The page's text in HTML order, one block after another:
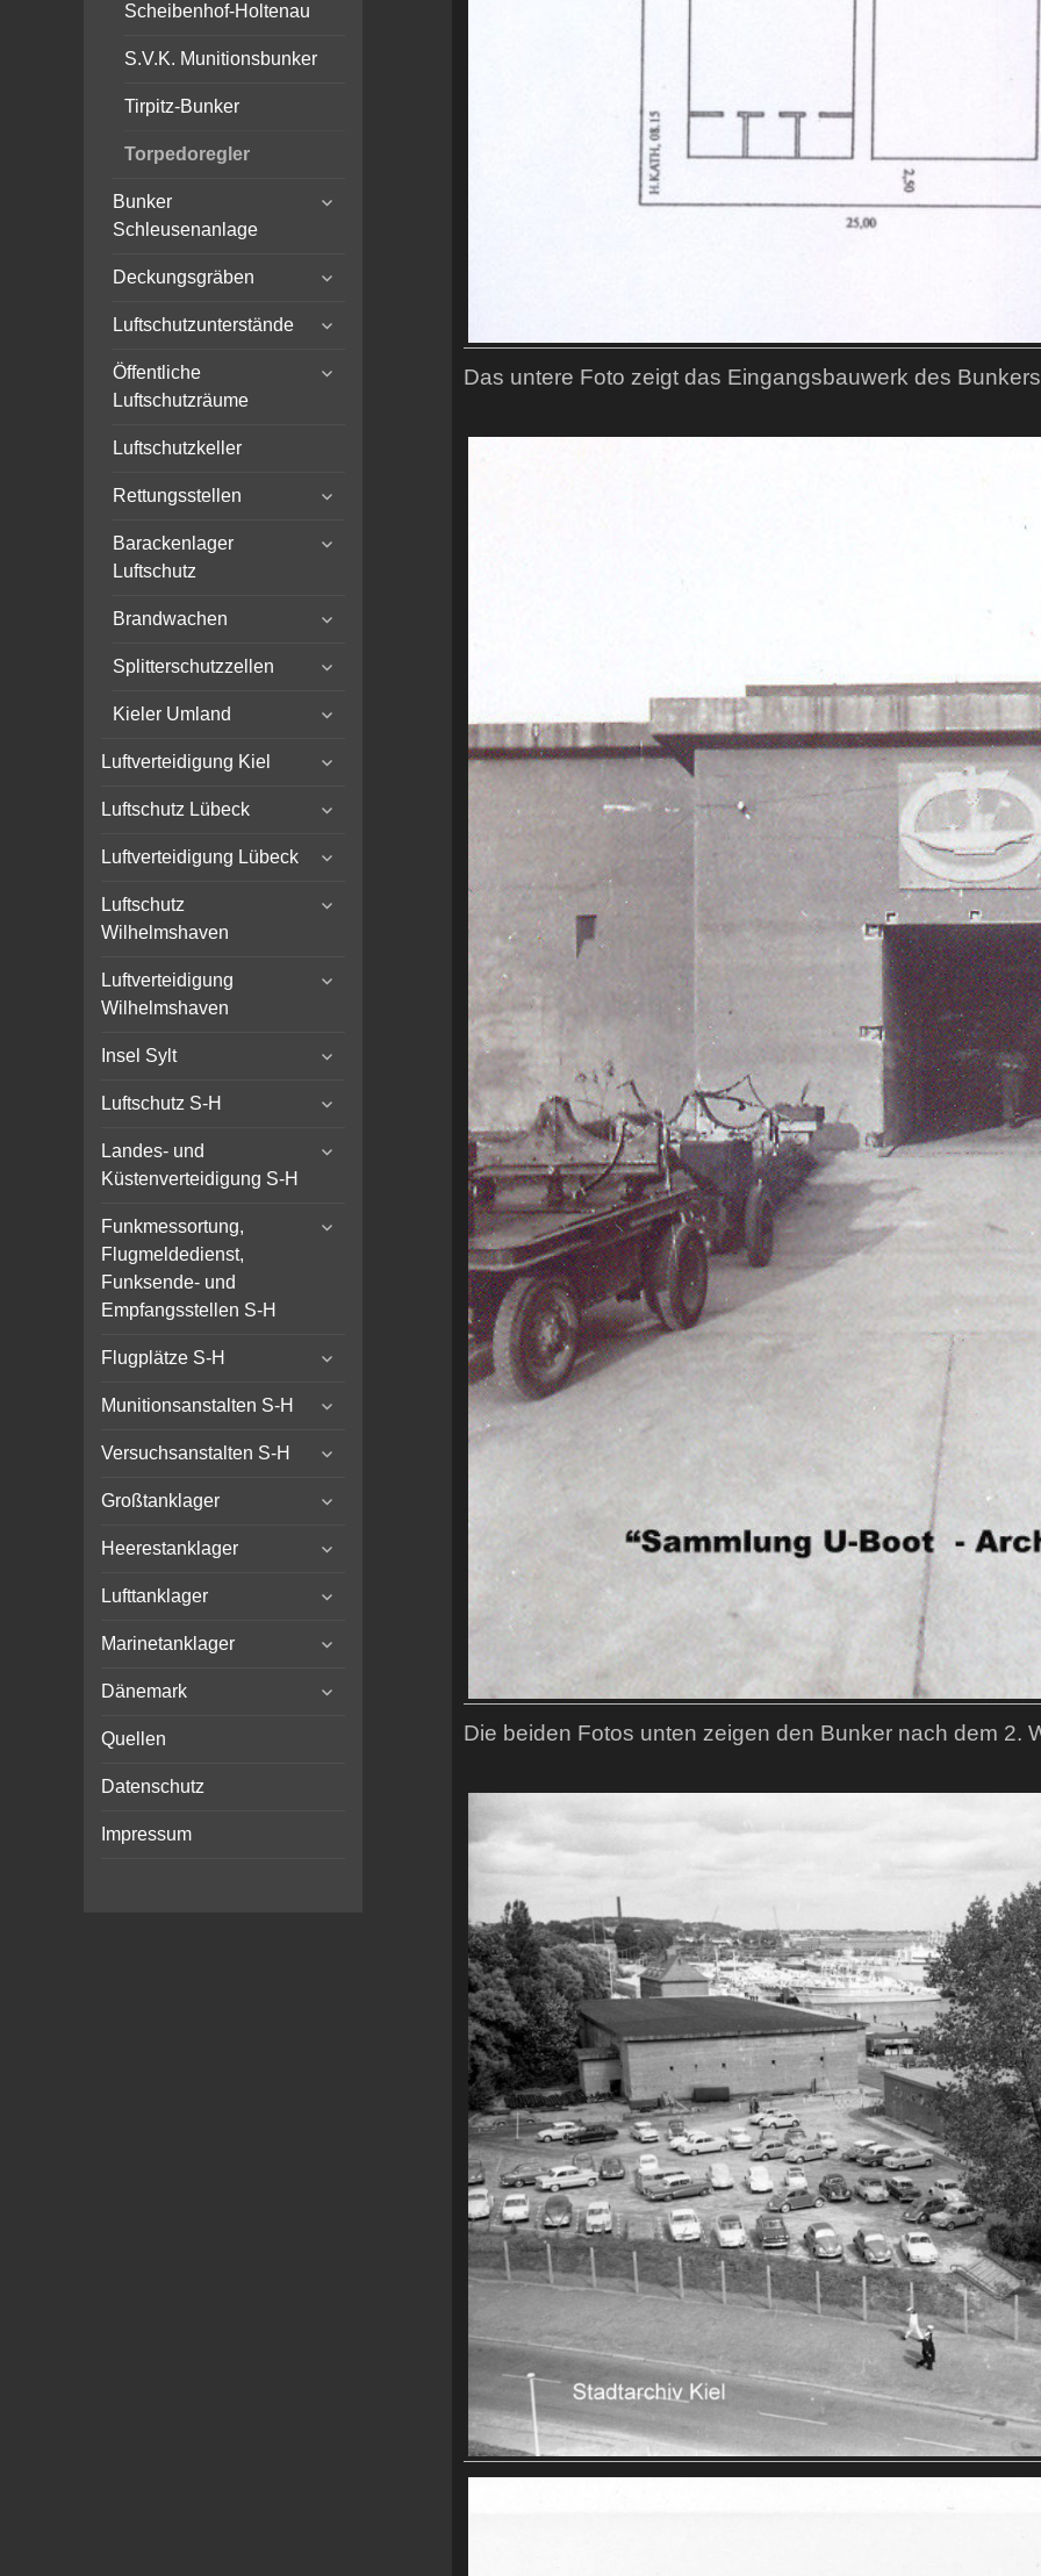
Scheibenhof-Holtenau
S.V.K. Munitionsbunker
Tirpitz-Bunker
Torpedoregler
Bunker
Schleusenanlage
expand
Deckungsgräben
expand
menu
Luftschutzunterstände
expand
menu
Öffentliche
Luftschutzräume
expand
Luftschutzkeller
Rettungsstellen
expand
menu
Barackenlager
Luftschutz
expand
Brandwachen
expand
menu
Splitterschutzzellen
expand
menu
Kieler Umland
expand
menu
Luftverteidigung Kiel
expand
menu
Luftschutz Lübeck
expand
menu
Luftverteidigung Lübeck
expand
menu
Luftschutz
Wilhelmshaven
expand
Luftverteidigung
Wilhelmshaven
expand
Insel Sylt
expand
menu
Luftschutz S-H
expand
menu
Landes- und
Küstenverteidigung S-H
expand
Funkmessortung,
Flugmeldedienst,
Funksende- und
Empfangsstellen S-H
expand
Flugplätze S-H
expand
menu
Munitionsanstalten S-H
expand
menu
Versuchsanstalten S-H
expand
menu
Großtanklager
expand
menu
Heerestanklager
expand
menu
Lufttanklager
expand
menu
Marinetanklager
expand
menu
Dänemark
expand
Quellen
Datenschutz
Impressum
Das untere Foto zeigt das Eingangsbauwerk des
Die beiden Fotos unten zeigen den Bunker nach dem 2.